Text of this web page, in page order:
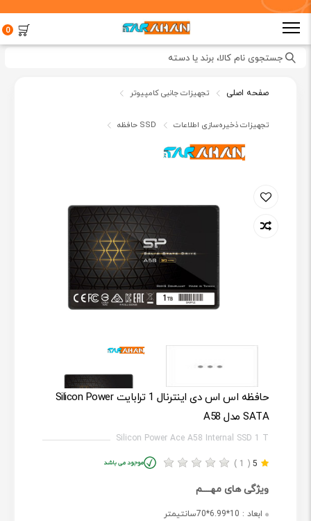
0
جستجوی نام کالا، برند یا دسته
صفحه اصلی تجهیزات جانبی کامپیوتر
تجهیزات ذخیره‌سازی اطلاعات حافظه SSD
حافظه اس اس دی اینترنال 1 ترابایت Silicon Power
SATA مدل A58
Silicon Power Ace A58 Internal SSD 1 T
5
( 1 )
ویژگی های مهــــم
ابعاد : 10*6.99*70سانتیمتر